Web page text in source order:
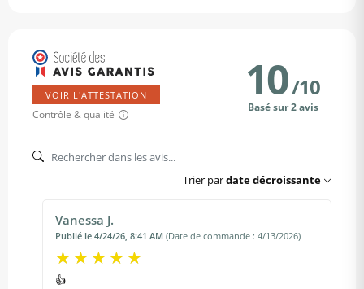
VOIR L'ATTESTATION
Contrôle & qualité
10/10
Basé sur 2 avis
Trier pardate décroissante
Vanessa J.
Publié le 4/24/26, 8:41 AM (Date de commande : 4/13/2026)
👍